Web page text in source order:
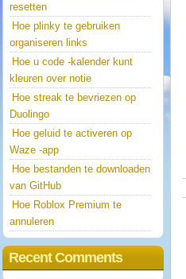
resetten
Hoe plinky te gebruiken
organiseren links
Hoe u code -kalender kunt
kleuren over notie
Hoe streak te bevriezen op
Duolingo
Hoe geluid te activeren op
Waze -app
Hoe bestanden te downloaden
van GitHub
Hoe Roblox Premium te
annuleren
Recent Comments